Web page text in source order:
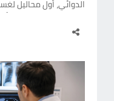
الدوائي، أول محاليل
الإمارات، من خلال
في خطوة نوعية تعزز
المستشفيات، بهدف
الكلوي، وتُعد